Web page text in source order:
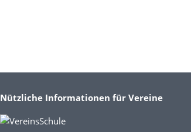
Nützliche Informationen für Vereine